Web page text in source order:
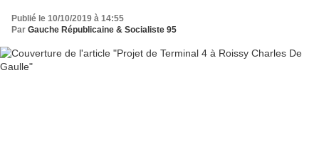
Publié le 10/10/2019 à 14:55
Par Gauche Républicaine & Socialiste 95